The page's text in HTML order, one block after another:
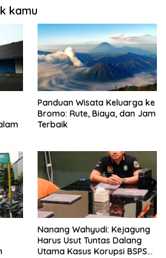
kamu
Panduan Wisata Keluarga ke
Bromo: Rute, Biaya, dan Jam
Terbaik
Nanang Wahyudi: Kejagung
Harus Usut Tuntas Dalang
Utama Kasus Korupsi BSPS